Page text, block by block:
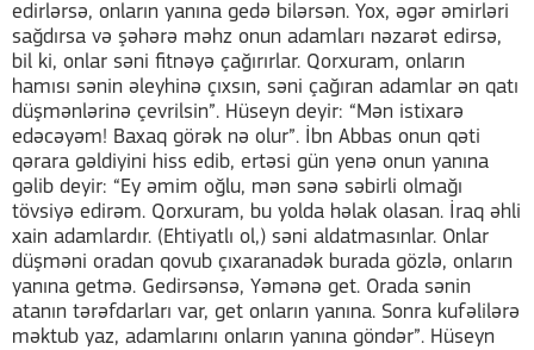
edirlərsə, onların yanına gedə bilərsən. Yox, əgər əmirləri
sağdırsa və şəhərə məhz onun adamları nəzarət edirsə,
bil ki, onlar səni fitnəyə çağırırlar. Qorxuram, onların
hamısı sənin əleyhinə çıxsın, səni çağıran adamlar ən qatı
düşmənlərinə çevrilsin”. Hüseyn deyir: “Mən istixarə
edəcəyəm! Baxaq görək nə olur”. İbn Abbas onun qəti
qərara gəldiyini hiss edib, ertəsi gün yenə onun yanına
gəlib deyir: “Ey əmim oğlu, mən sənə səbirli olmağı
tövsiyə edirəm. Qorxuram, bu yolda həlak olasan. İraq əhli
xain adamlardır. (Ehtiyatlı ol,) səni aldatmasınlar. Onlar
düşməni oradan qovub çıxaranadək burada gözlə, onların
yanına getmə. Gedirsənsə, Yəmənə get. Orada sənin
atanın tərəfdarları var, get onların yanına. Sonra kufəlilərə
məktub yaz, adamlarını onların yanına göndər”. Hüseyn